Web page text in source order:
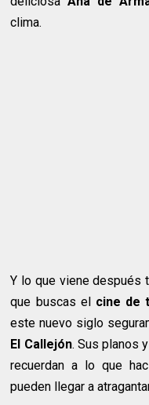
clima.
Y lo que viene después
que buscas el cine de
este nuevo siglo
El Callejón. Sus planos
recuerdan a lo que
pueden llegar a